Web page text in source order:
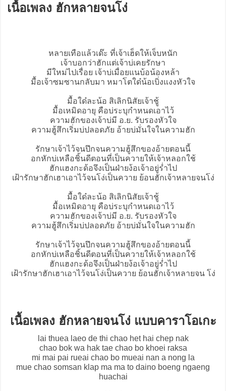
เนื้อเพลง ฮักหลายจนโง่
หลายเทือแล้วเด๊ะ ที่เจ้าเฮ็ดให้เจ็บหนัก
เจ้าบอกว่าฮักแต่เจ้าบ่เคยรักษา
มีใหม่ไปเรื่อย เจ้าบ่เมื่อยแนบ้อน้องหล้า
มื้อเจ้าซมซานกลับมา หมาโตใด๋น้อเบิ่งแงงหัวใจ
มื้อใด๋ละน้อ สิเลิกนิสัยเจ้าชู้
มื้อเหมิดอายุ คือบ่ระบุกำหนดเอาไว้
ความฮักของเจ้าบ่มี อ.ย. รับรองหัวใจ
ความฮู้สึกเริ่มบ่ปลอดภัย อ้ายบ่มั่นใจในความฮัก
รักษาเจ้าไว้จนปึกจนความฮู้สึกของอ้ายตอนนี้
อกหักบ่เหลือชิ้นดีตอนที่เป็นควายให้เจ้าหลอกใช้
ฮักแฮงกะด้อจึงเป็นฝ่ายง้อเจ้าอยู่ร่ำไป
เฝ้ารักษาฮักเฮาเอาไว้จนโง่เป็นควาย ย้อนฮักเจ้าหลายจนโง่
มื้อใด๋ละน้อ สิเลิกนิสัยเจ้าชู้
มื้อเหมิดอายุ คือบ่ระบุกำหนดเอาไว้
ความฮักของเจ้าบ่มี อ.ย. รับรองหัวใจ
ความฮู้สึกเริ่มบ่ปลอดภัย อ้ายบ่มั่นใจในความฮัก
รักษาเจ้าไว้จนปึกจนความฮู้สึกของอ้ายตอนนี้
อกหักบ่เหลือชิ้นดีตอนที่เป็นควายให้เจ้าหลอกใช้
ฮักแฮงกะด้อจึงเป็นฝ่ายง้อเจ้าอยู่ร่ำไป
เฝ้ารักษาฮักเฮาเอาไว้จนโง่เป็นควาย ย้อนฮักเจ้าหลายจน โง่
เนื้อเพลง ฮักหลายจนโง่ แบบคาราโอเกะ
lai thuea laeo de thi chao het hai chep nak
chao bok wa hak tae chao bo khoei raksa
mi mai pai rueai chao bo mueai nan a nong la
mue chao somsan klap ma ma to daino boeng ngaeng
huachai